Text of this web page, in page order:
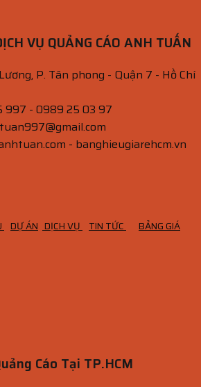
VỤ QUẢNG CÁO ANH TUẤN
P. Tân phong - Quận 7 - Hồ Chí
997 - 0989 25 03 97
- banghieugiarehcm.vn
DỰ ÁN DỊCH VỤ TIN TỨC
BẢNG GIÁ
Cáo Tại TP.HCM